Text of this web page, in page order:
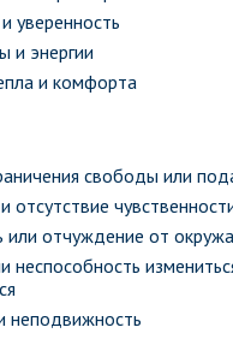
уверенность
и энергии
и комфорта
свободы или
отсутствие
или отчуждение от
неспособность
неподвижность